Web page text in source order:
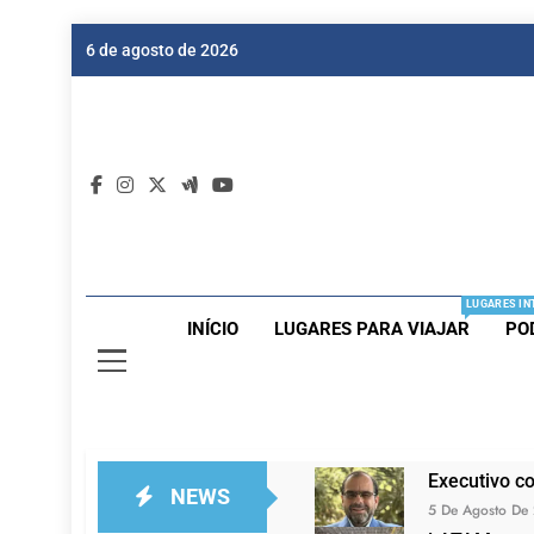
6 de agosto de 2026
INÍCIO LUGARES PARA VIAJAR
LUGARES
NEWS
Executivo
5 De Agosto